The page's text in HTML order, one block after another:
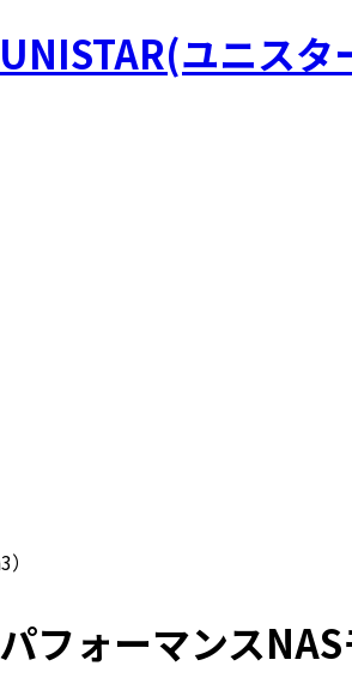
ユニスタ
フォーマンス